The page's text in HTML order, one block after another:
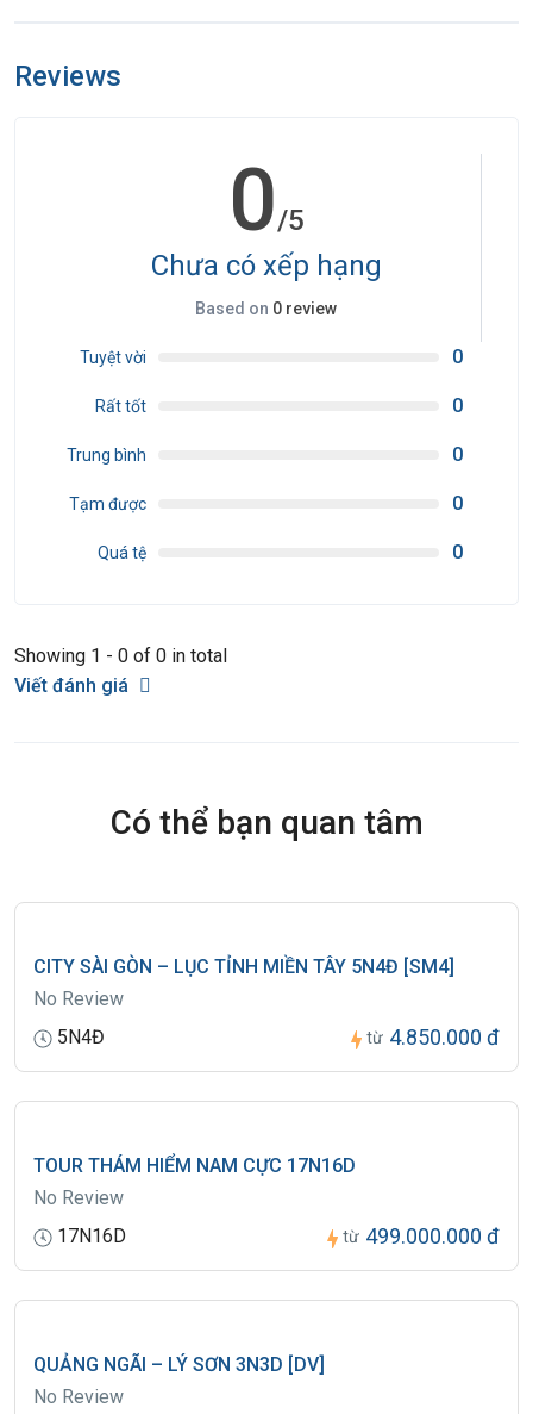
• Người lớn và Trẻ em từ đủ 14 tuổi trở lên:
+ Hộ chiếu gốc còn hạn sử dụng hoặc CMND/ thẻ căn cước bản
chính còn hạn sử dụng.
• Trẻ em từ 14 tuổi trở xuống:
hoặc riêng với Bố Mẹ).
của chính quyền địa phương.
• Riêng khách Việt Kiều hoặc Nước Ngoài:
loại giấy tờ này phải có dấu nhập cảnh Việt Nam và còn giá trị sử
dụng theo quy định của pháp luật Việt Nam
Reviews
0/5
Chưa có xếp hạng
Based on 0 review
Tuyệt vời 0
Rất tốt 0
Trung bình 0
Tạm được 0
Quá tệ 0
Showing 1 - 0 of 0 in total
Viết đánh giá
Có thể bạn quan tâm
CITY SÀI GÒN – LỤC TỈNH MIỀN TÂY 5N4Đ [SM4]
No Review
5N4Đ
từ 4.850.000 đ
TOUR THÁM HIỂM NAM CỰC 17N16D
No Review
17N16D
từ 499.000.000 đ
QUẢNG NGÃI – LÝ SƠN 3N3D [DV]
No Review